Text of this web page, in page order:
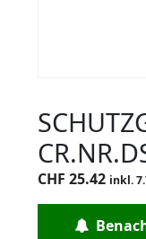
CHF 25.42 inkl.